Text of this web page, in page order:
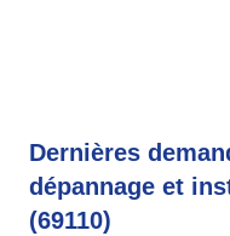
Dernières
dépannage et
(69110)